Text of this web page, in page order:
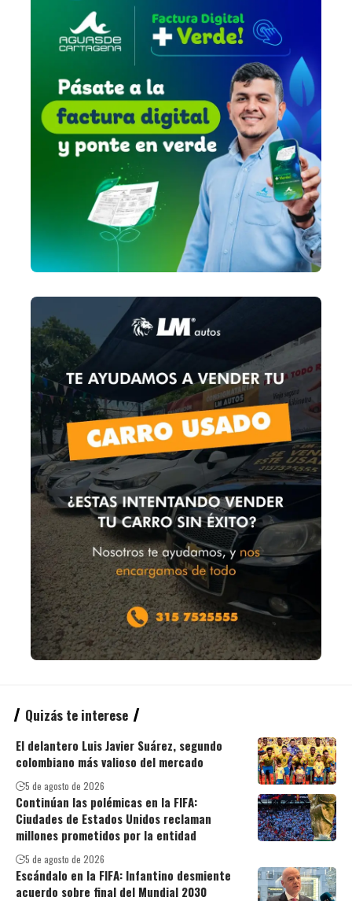
Quizás te interese
El delantero Luis Javier Suárez, segundo
colombiano más valioso del mercado
5 de agosto de 2026
Continúan las polémicas en la FIFA:
Ciudades de Estados Unidos reclaman
millones prometidos por la entidad
5 de agosto de 2026
Escándalo en la FIFA: Infantino desmiente
acuerdo sobre final del Mundial 2030